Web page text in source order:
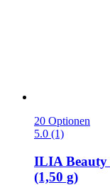
20 Optionen
5.0 (1)
ILIA Beauty
(1,50 g)